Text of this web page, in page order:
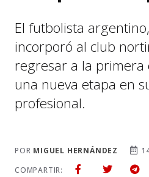
El futbolista
incorporó al club
regresar a la primera
una nueva etapa en
profesional.
POR MIGUEL HERNÁNDEZ
COMPARTIR: